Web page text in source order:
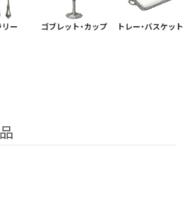
リー ゴブレット・カップ トレー・バスケット